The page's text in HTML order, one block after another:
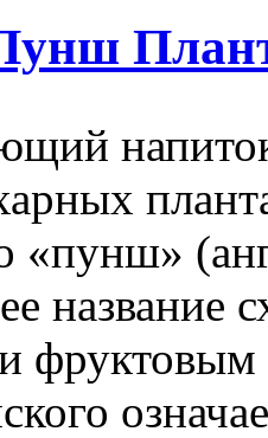
«пунш»
название
фруктовым